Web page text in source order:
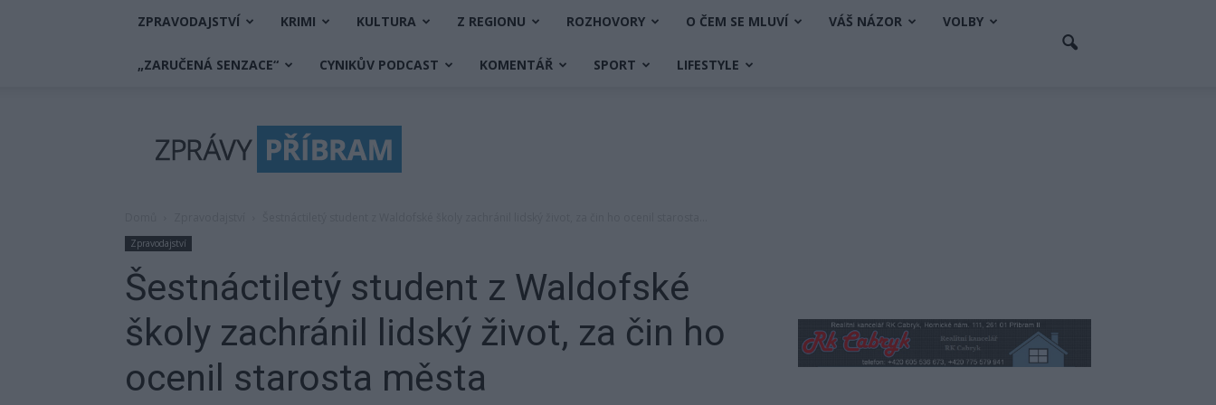
ZPRAVODAJSTVÍ KRIMI KULTURA Z REGIONU ROZHOVORY O ČEM SE MLUVÍ VÁŠ NÁZOR VOLBY
„ZARUČENÁ SENZACE“ CYNIKŮV PODCAST KOMENTÁŘ SPORT LIFESTYLE
Příbram
Zpravodajství
Šestnáctiletý student z Waldofské
školy zachránil lidský život, za čin ho
ocenil starosta města